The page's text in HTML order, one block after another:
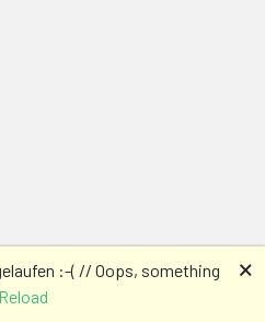
:-( // Oops, something
🗙